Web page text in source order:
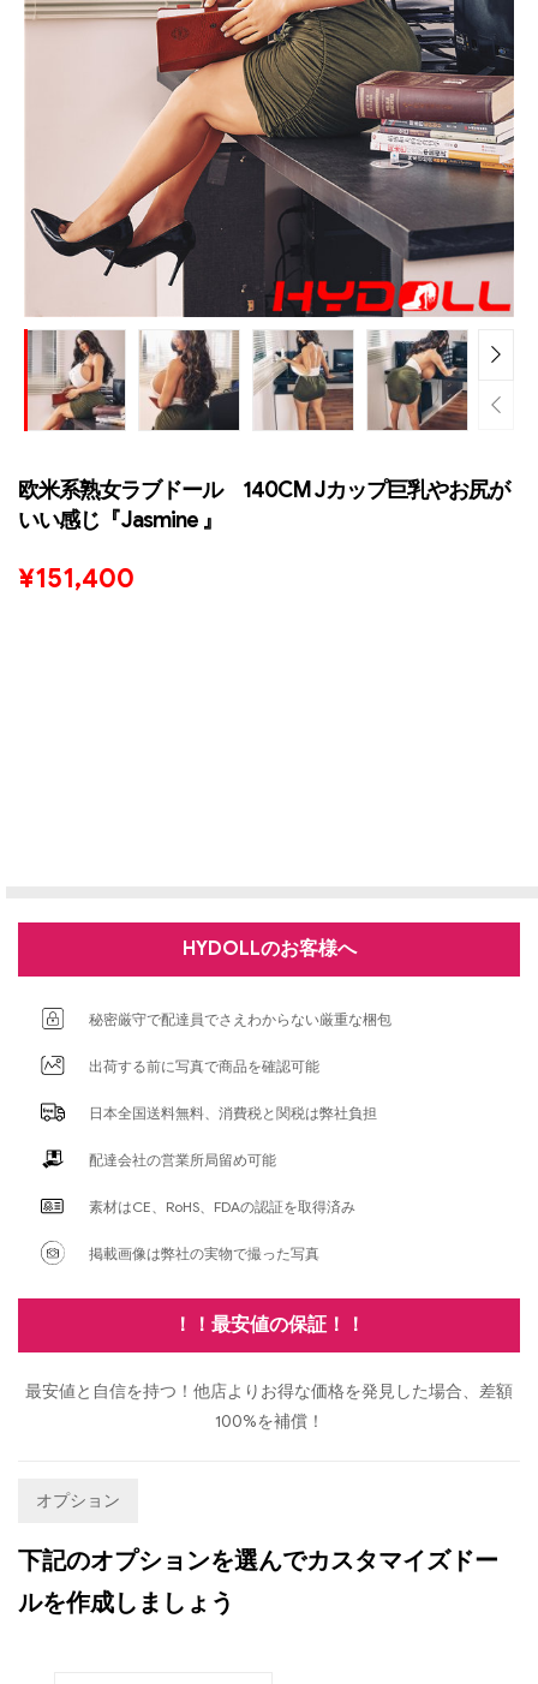
欧米系熟女ラブドール 140CM Jカップ巨乳やお尻が
いい感じ『Jasmine 』
¥151,400
HYDOLLのお客様へ
秘密厳守で配達員でさえわからない厳重な梱包
出荷する前に写真で商品を確認可能
日本全国送料無料、消費税と関税は弊社負担
配達会社の営業所局留め可能
素材はCE、RoHS、FDAの認証を取得済み
掲載画像は弊社の実物で撮った写真
！！最安値の保証！！
最安値と自信を持つ！他店よりお得な価格を発見した場合、差額
100%を補償！
オプション
下記のオプションを選んでカスタマイズドー
ルを作成しましょう